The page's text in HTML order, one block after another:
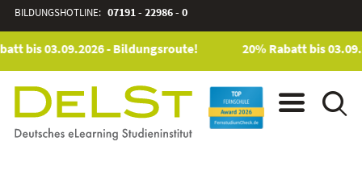
BILDUNGSHOTLINE: 07191 - 22986 - 0
bis 03.09.2026 - Bildungsroute! 20% Rabatt bis